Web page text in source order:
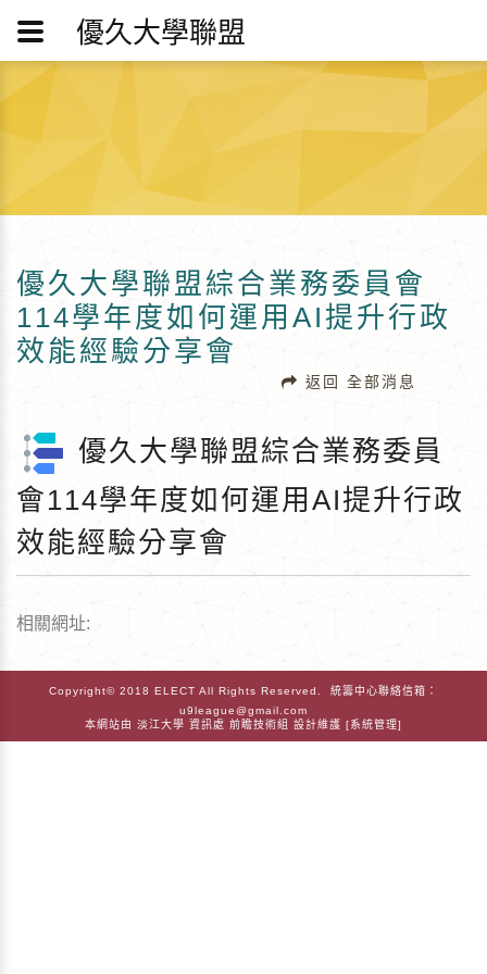
優久大學聯盟
優久大學聯盟綜合業務委員會
114學年度如何運用AI提升行政
效能經驗分享會
返回 全部消息
優久大學聯盟綜合業務委員
會114學年度如何運用AI提升行政
效能經驗分享會
相關網址:
Copyright© 2018 ELECT All Rights Reserved. 統籌中心聯絡信箱：
u9league@gmail.com
本網站由 淡江大學 資訊處 前瞻技術組 設計維護 [系統管理]